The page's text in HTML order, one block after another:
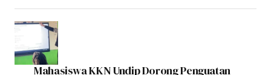
Mahasiswa KKN Undip Dorong Penguatan